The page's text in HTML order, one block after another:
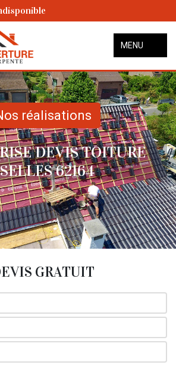
MENU
réalisations
DEVIS TOITURE
62164
GRATUIT